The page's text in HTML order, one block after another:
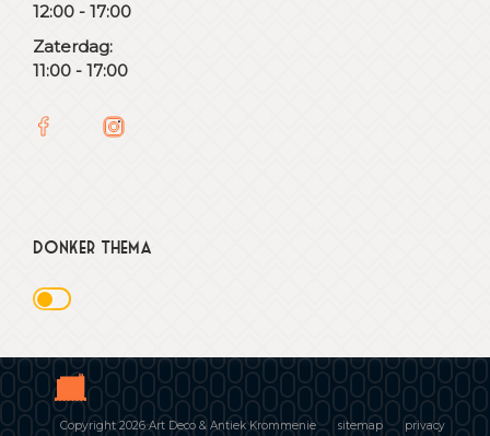
12:00 - 17:00
Zaterdag:
11:00 - 17:00
Donker thema
Copyright 2026 Art Deco & Antiek Krommenie sitemap
privacy